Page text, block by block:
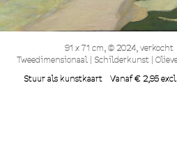
91 x 71 cm, © 2024, verkocht
Tweedimensionaal | Schilderkunst |
Stuur als kunstkaart Vanaf € 2,95